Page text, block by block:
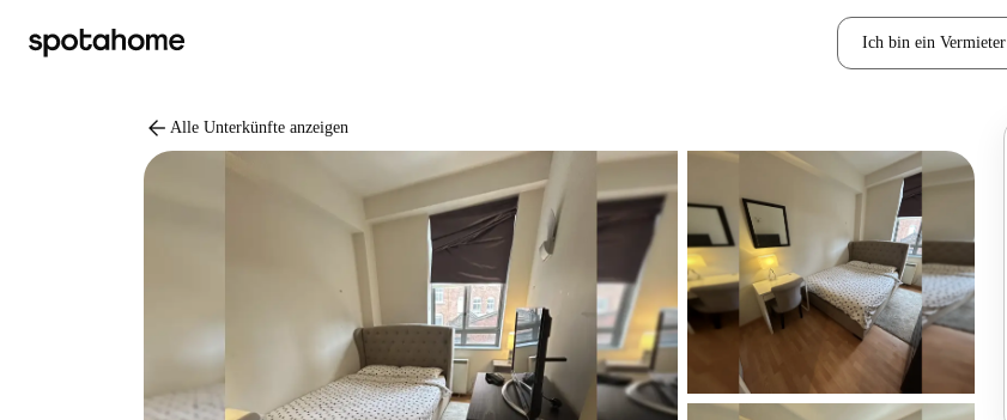
Ich bin ein Vermieter
arrow_back Alle Unterkünfte anzeigen